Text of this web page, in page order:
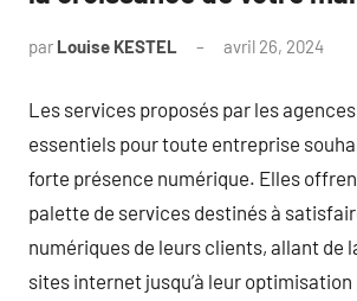
par Louise KESTEL avril 26, 2024
Les services proposés par les
essentiels pour toute entreprise
forte présence numérique. Elles
palette de services destinés à
numériques de leurs clients, allant de
sites internet jusqu’à leur